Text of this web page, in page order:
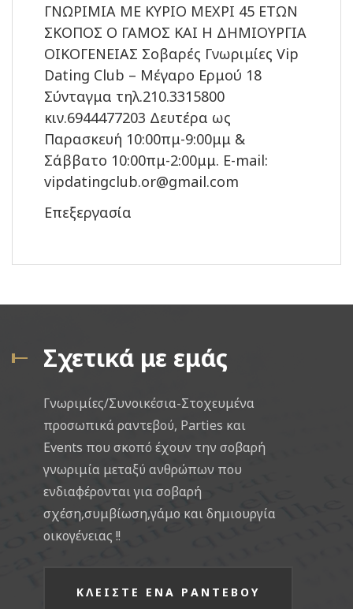
ΓΝΩΡΙΜΙΑ ΜΕ ΚΥΡΙΟ ΜΕΧΡΙ 45 ΕΤΩΝ
ΣΚΟΠΟΣ Ο ΓΑΜΟΣ ΚΑΙ Η ΔΗΜΙΟΥΡΓΙΑ
ΟΙΚΟΓΕΝΕΙΑΣ Σοβαρές Γνωριμίες Vip
Dating Club – Μέγαρο Ερμού 18
Σύνταγμα τηλ.210.3315800
κιν.6944477203 Δευτέρα ως
Παρασκευή 10:00πμ-9:00μμ &
Σάββατο 10:00πμ-2:00μμ. E-mail:
vipdatingclub.or@gmail.com
Επεξεργασία
Σχετικά με εμάς
Γνωριμίες/Συνοικέσια-Στοχευμένα
προσωπικά ραντεβού, Parties και
Events που σκοπό έχουν την σοβαρή
γνωριμία μεταξύ ανθρώπων που
ενδιαφέρονται για σοβαρή
σχέση,συμβίωση,γάμο και δημιουργία
οικογένειας !!
ΚΛΕΙΣΤΕ ΕΝΑ ΡΑΝΤΕΒΟΥ